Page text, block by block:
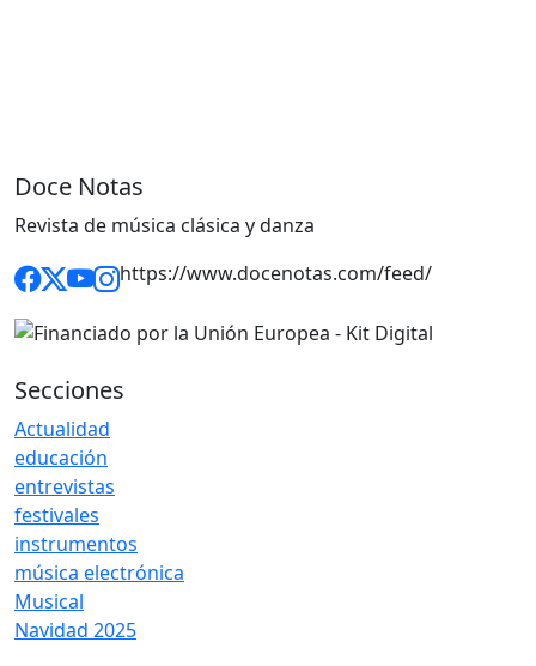
Doce Notas
Revista de música clásica y danza
https://www.docenotas.com/feed/
Secciones
Actualidad
educación
entrevistas
festivales
instrumentos
música electrónica
Musical
Navidad 2025